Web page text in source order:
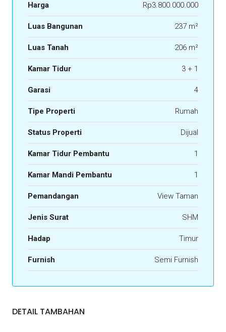
Harga Rp3.800.000.000
Luas Bangunan 237 m²
Luas Tanah 206 m²
Kamar Tidur 3 + 1
Garasi 4
Tipe Properti Rumah
Status Properti Dijual
Kamar Tidur Pembantu 1
Kamar Mandi Pembantu 1
Pemandangan View Taman
Jenis Surat SHM
Hadap Timur
Furnish Semi Furnish
DETAIL TAMBAHAN